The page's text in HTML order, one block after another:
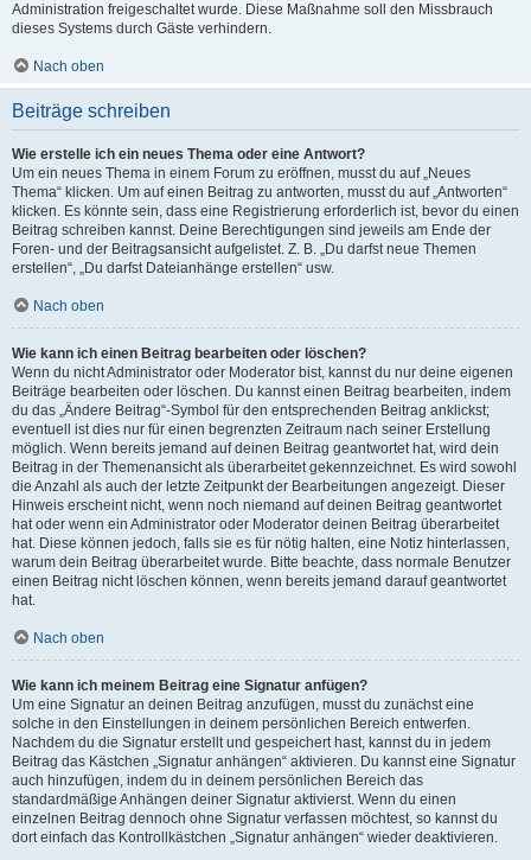
Administration freigeschaltet wurde. Diese Maßnahme soll den Missbrauch
dieses Systems durch Gäste verhindern.
Nach oben
Beiträge schreiben
Wie erstelle ich ein neues Thema oder eine Antwort?
Um ein neues Thema in einem Forum zu eröffnen, musst du auf „Neues
Thema“ klicken. Um auf einen Beitrag zu antworten, musst du auf „Antworten“
klicken. Es könnte sein, dass eine Registrierung erforderlich ist, bevor du einen
Beitrag schreiben kannst. Deine Berechtigungen sind jeweils am Ende der
Foren- und der Beitragsansicht aufgelistet. Z. B. „Du darfst neue Themen
erstellen“, „Du darfst Dateianhänge erstellen“ usw.
Nach oben
Wie kann ich einen Beitrag bearbeiten oder löschen?
Wenn du nicht Administrator oder Moderator bist, kannst du nur deine eigenen
Beiträge bearbeiten oder löschen. Du kannst einen Beitrag bearbeiten, indem
du das „Ändere Beitrag“-Symbol für den entsprechenden Beitrag anklickst;
eventuell ist dies nur für einen begrenzten Zeitraum nach seiner Erstellung
möglich. Wenn bereits jemand auf deinen Beitrag geantwortet hat, wird dein
Beitrag in der Themenansicht als überarbeitet gekennzeichnet. Es wird sowohl
die Anzahl als auch der letzte Zeitpunkt der Bearbeitungen angezeigt. Dieser
Hinweis erscheint nicht, wenn noch niemand auf deinen Beitrag geantwortet
hat oder wenn ein Administrator oder Moderator deinen Beitrag überarbeitet
hat. Diese können jedoch, falls sie es für nötig halten, eine Notiz hinterlassen,
warum dein Beitrag überarbeitet wurde. Bitte beachte, dass normale Benutzer
einen Beitrag nicht löschen können, wenn bereits jemand darauf geantwortet
hat.
Nach oben
Wie kann ich meinem Beitrag eine Signatur anfügen?
Um eine Signatur an deinen Beitrag anzufügen, musst du zunächst eine
solche in den Einstellungen in deinem persönlichen Bereich entwerfen.
Nachdem du die Signatur erstellt und gespeichert hast, kannst du in jedem
Beitrag das Kästchen „Signatur anhängen“ aktivieren. Du kannst eine Signatur
auch hinzufügen, indem du in deinem persönlichen Bereich das
standardmäßige Anhängen deiner Signatur aktivierst. Wenn du einen
einzelnen Beitrag dennoch ohne Signatur verfassen möchtest, so kannst du
dort einfach das Kontrollkästchen „Signatur anhängen“ wieder deaktivieren.